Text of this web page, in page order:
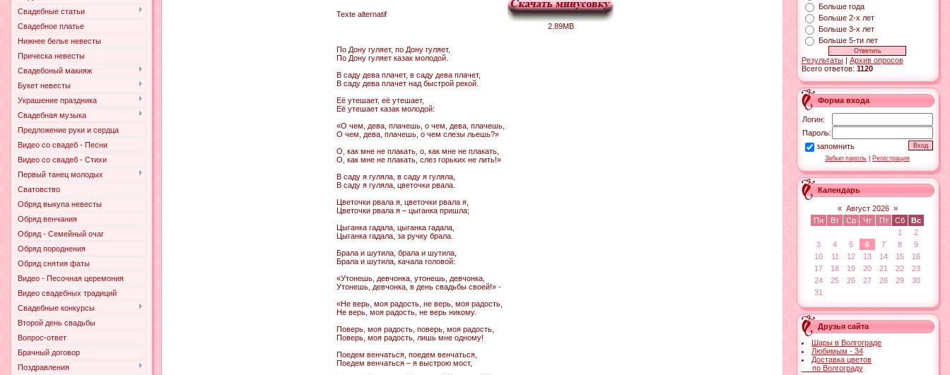
Свадебные статьи
Свадебное платье
Нижнее белье невесты
Прическа невесты
Свадебоный макияж
Букет невесты
Украшение праздника
Свадебная музыка
Предложение руки и сердца
Видео со свадеб - Песни
Видео со свадеб - Стихи
Первый танец молодых
Сватовство
Обряд выкупа невесты
Обряд венчания
Обряд - Семейный очаг
Обряд породнения
Обряд снятия фаты
Видео - Песочная церемония
Видео свадебных традиций
Свадебные конкурсы
Второй день свадьбы
Вопрос-ответ
Брачный договор
Поздравления
Texte alternatif
2.89MB
По Дону гуляет, по Дону гуляет,
По Дону гуляет казак молодой.
В саду дева плачет, в саду дева плачет,
В саду дева плачет над быстрой рекой.
Её утешает, её утешает,
Её утешает казак молодой:
«О чем, дева, плачешь, о чем, дева, плачешь,
О чем, дева, плачешь, о чем слезы льешь?»
О, как мне не плакать, о, как мне не плакать,
О, как мне не плакать, слез горьких не лить!»
В саду я гуляла, в саду я гуляла,
В саду я гуляла, цветочки рвала.
Цветочки рвала я, цветочки рвала я,
Цветочки рвала я – цыганка пришла;
Цыганка гадала, цыганка гадала,
Цыганка гадала, за ручку брала.
Брала и шутила, брала и шутила,
Брала и шутила, качала головой:
«Утонешь, девчонка, утонешь, девчонка,
Утонешь, девчонка, в день свадьбы своей!» -
«Не верь, моя радость, не верь, моя радость,
Не верь, моя радость, не верь никому.
Поверь, моя радость, поверь, моя радость,
Поверь, моя радость, лишь мне одному!
Поедем венчаться, поедем венчаться,
Поедем венчаться – я выстрою мост,
Больше года
Больше 2-х лет
Больше 3-х лет
Больше 5-ти лет
Результаты| Архив опросов
Всего ответов: 1120
Форма входа
Логин:
Пароль:
запомнить
Забыл пароль Регистрация
Календарь
« Август 2026 »
Пн
Вт Ср Чт Пт Сб
Вс
1
2
3
4 5 6 7 8
9
10
11 12 13 14 15
16
17
18 19 20 21 22
23
24
25 26 27 28 29
30
31
Друзья сайта
Шары в Волгограде
Любимым - 34
Доставка цветов
по Волгограду